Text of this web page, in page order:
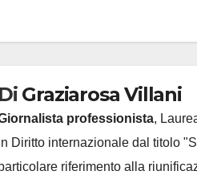
Di Graziarosa Villani
professionista,
Diritto internazionale dal titolo
riferimento alla